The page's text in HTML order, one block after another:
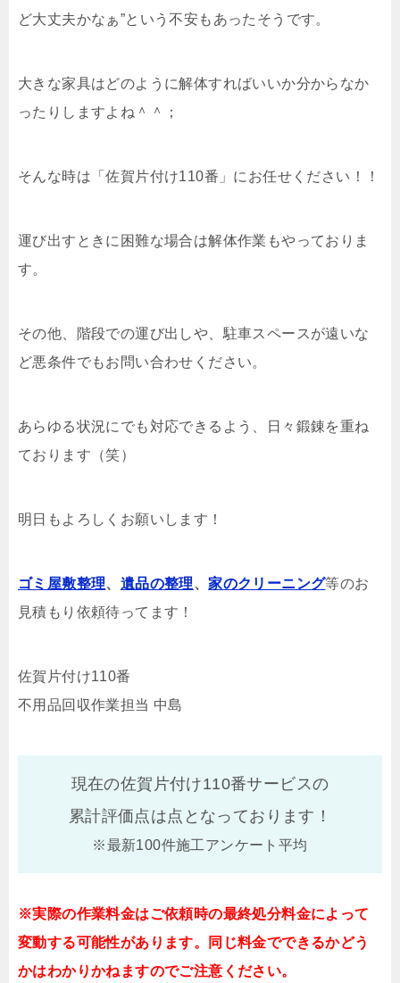
ど大丈夫かなぁ”という不安もあったそうです。
大きな家具はどのように解体すればいいか分からなか
ったりしますよね＾＾；
そんな時は「佐賀片付け110番」にお任せください！！
運び出すときに困難な場合は解体作業もやっておりま
す。
その他、階段での運び出しや、駐車スペースが遠いな
ど悪条件でもお問い合わせください。
あらゆる状況にでも対応できるよう、日々鍛錬を重ね
ております（笑）
明日もよろしくお願いします！
ゴミ屋敷整理、 遺品の整理、家のクリーニング等のお
見積もり依頼待ってます！
佐賀片付け110番
不用品回収作業担当 中島
現在の佐賀片付け110番サービスの
累計評価点は点となっております！
※最新100件施工アンケート平均
※実際の作業料金はご依頼時の最終処分料金によって
変動する可能性があります。同じ料金でできるかどう
かはわかりかねますのでご注意ください。